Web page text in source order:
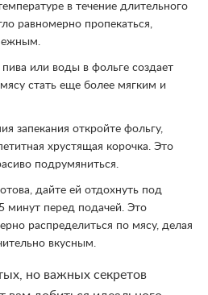
в течение длительного
равномерно пропекаться,
или воды в фольге создает
стать еще более мягким и
запекания откройте фольгу,
хрустящая корочка. Это
подрумяниться.
дайте ей отдохнуть под
минут перед подачей. Это
распределиться по мясу, делая
вкусным.
но важных секретов